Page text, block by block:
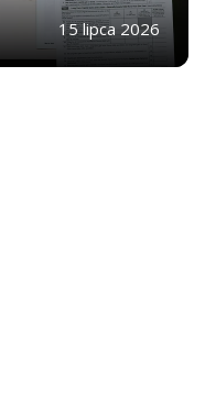
15 lipca 2026